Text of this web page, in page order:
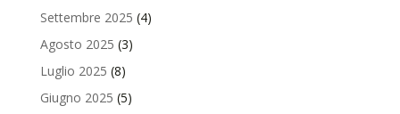
Settembre 2025 (4)
Agosto 2025 (3)
Luglio 2025 (8)
Giugno 2025 (5)